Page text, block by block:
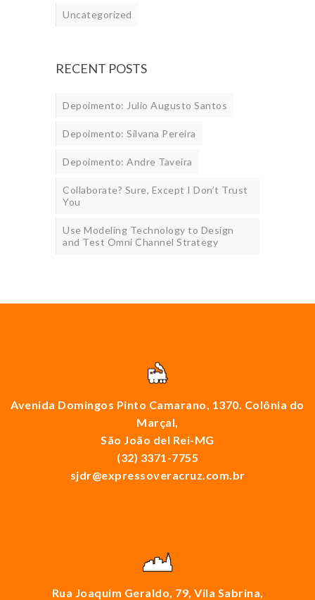
Uncategorized
RECENT POSTS
Depoimento: Julio Augusto Santos
Depoimento: Silvana Pereira
Depoimento: Andre Taveira
Collaborate? Sure, Except I Don’t Trust
You
Use Modeling Technology to Design
and Test Omni Channel Strategy
Avenida Domingos Pinto Camarano, 1370. Colônia do
Marçal,
São João del Rei-MG
(32) 3371-7755
sjdr@expressoveracruz.com.br
Rua Joaquim Geraldo, 79, Vila Sabrina,